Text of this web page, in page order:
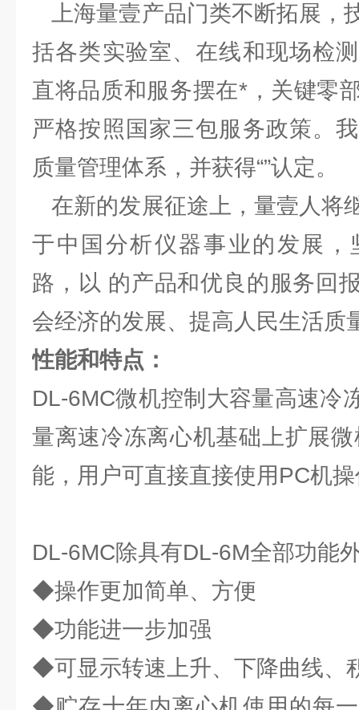
上海量壹产品门类不断拓展，
括各类实验室、在线和现场检
直将品质和服务摆在*，关键零
严格按照国家三包服务政策。
质量管理体系，并获得“”认定。
在新的发展征途上，量壹人将
于中国分析仪器事业的发展，
路，以 的产品和优良的服务回
会经济的发展、提高人民生活质
性能和特点：
DL-6MC微机控制大容量高速冷
量离速冷冻离心机基础上扩展
能，用户可直接直接使用PC机
DL-6MC除具有DL-6M全部功能
◆操作更加简单、方便
◆功能进一步加强
◆可显示转速上升、下降曲线、